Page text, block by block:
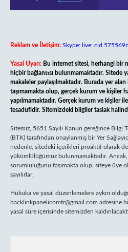
Reklam ve İletişim: Skype:
Yasal Uyarı: Bu internet sitesi, herhangi bir
hiçbir bağlantısı bulunmamaktadır. Sitede
makaleler paylaşılmaktadır. Burada yer
taşımamakta olup, gerçek kurum ve kişiler
yapılmamaktadır. Gerçek kurum ve kişiler
tesadüfidir. Sitemizdeki bilgiler taslak
Sitemiz, 5651 Sayılı Kanun gereğince Bilgi
(BTK) tarafından onaylanmış bir Yer
nedenle, sitedeki içerikleri proaktif olarak
yükümlülüğümüz bulunmamaktadır. Ancak,
sorumluluğunu taşımakta olup, siteye üye
sayılırlar.
Hukuka ve yasal düzenlemelere aykırı
backlinkpanelicomtr@gmail.com adresine
yasal süre içerisinde sitemizden